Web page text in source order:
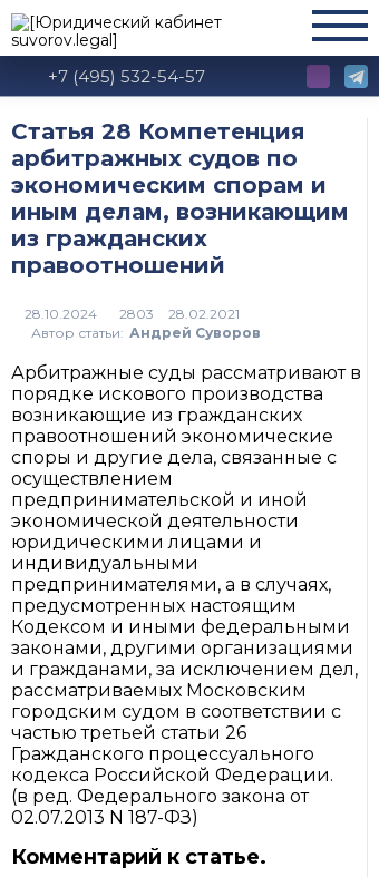
+7 (495) 532-54-57
Статья 28 Компетенция
арбитражных судов по
экономическим спорам и
иным делам, возникающим
из гражданских
правоотношений
2803
Автор статьи: Андрей Суворов
Арбитражные суды рассматривают в
порядке искового производства
возникающие из гражданских
правоотношений экономические
споры и другие дела, связанные с
осуществлением
предпринимательской и иной
экономической деятельности
юридическими лицами и
индивидуальными
предпринимателями, а в случаях,
предусмотренных настоящим
Кодексом и иными федеральными
законами, другими организациями
и гражданами, за исключением дел,
рассматриваемых Московским
городским судом в соответствии с
частью третьей статьи 26
Гражданского процессуального
кодекса Российской Федерации.
(в ред. Федерального закона от
02.07.2013 N 187-ФЗ)
Комментарий к статье.